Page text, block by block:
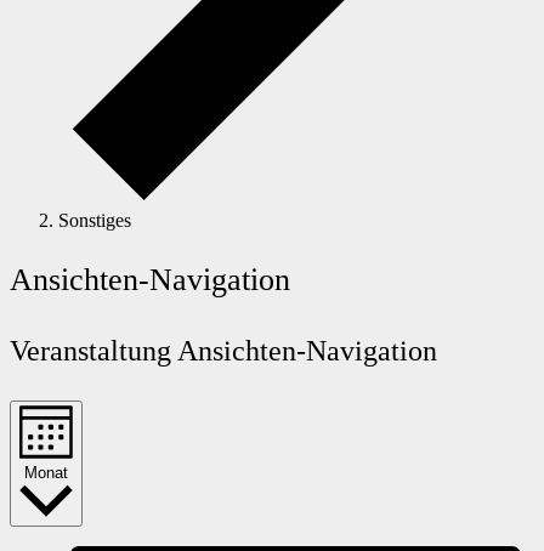
Sonstiges
Ansichten-Navigation
Veranstaltung Ansichten-Navigation
Monat